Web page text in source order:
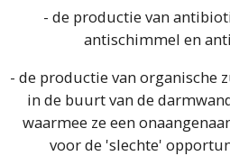
- de productie van
antischimmel en
- de productie van organische
in de buurt van de
waarmee ze een
voor de 'slechte'